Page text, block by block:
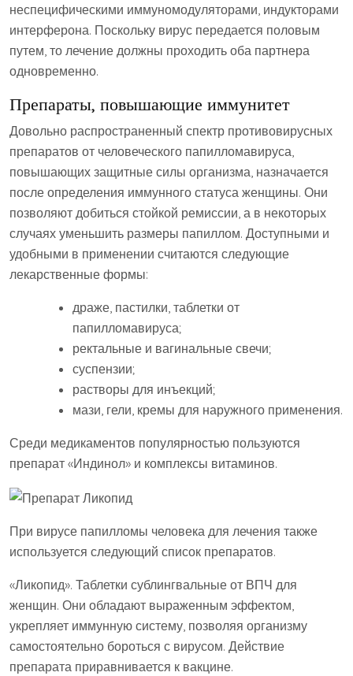
неспецифическими иммуномодуляторами, индукторами
интерферона. Поскольку вирус передается половым
путем, то лечение должны проходить оба партнера
одновременно.
Препараты, повышающие иммунитет
Довольно распространенный спектр противовирусных
препаратов от человеческого папилломавируса,
повышающих защитные силы организма, назначается
после определения иммунного статуса женщины. Они
позволяют добиться стойкой ремиссии, а в некоторых
случаях уменьшить размеры папиллом. Доступными и
удобными в применении считаются следующие
лекарственные формы:
драже, пастилки, таблетки от
папилломавируса;
ректальные и вагинальные свечи;
суспензии;
растворы для инъекций;
мази, гели, кремы для наружного применения.
Среди медикаментов популярностью пользуются
препарат «Индинол» и комплексы витаминов.
При вирусе папилломы человека для лечения также
используется следующий список препаратов.
«Ликопид». Таблетки сублингвальные от ВПЧ для
женщин. Они обладают выраженным эффектом,
укрепляет иммунную систему, позволяя организму
самостоятельно бороться с вирусом. Действие
препарата приравнивается к вакцине.